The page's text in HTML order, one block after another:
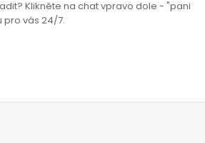
Klikněte na chat vpravo dole - "pani
pro vás 24/7.